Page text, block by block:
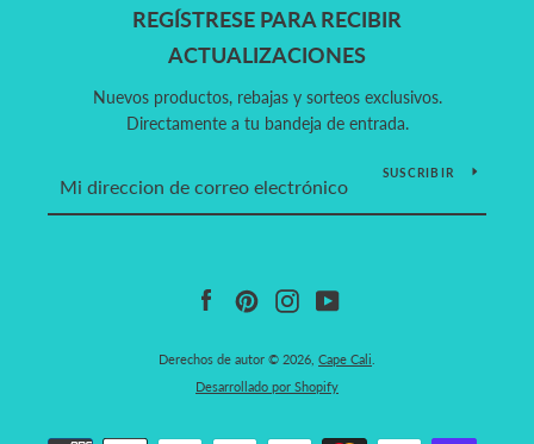
REGÍSTRESE PARA RECIBIR
ACTUALIZACIONES
Nuevos productos, rebajas y sorteos exclusivos.
Directamente a tu bandeja de entrada.
SUSCRIBIR
FacebookPinterestInstagram
Derechos de autor © 2026, Cape Cali
Desarrollado por Shopify